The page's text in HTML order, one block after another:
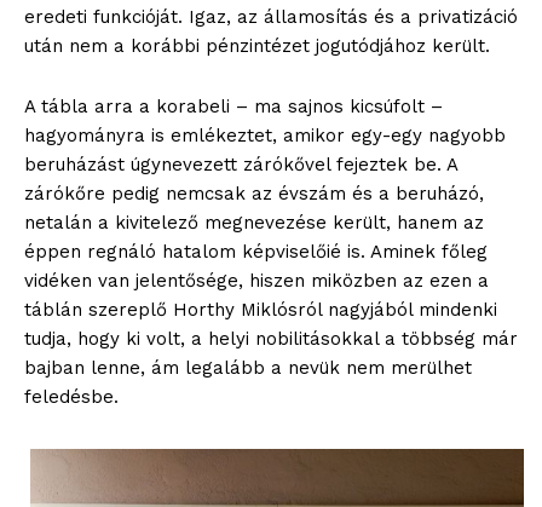
eredeti funkcióját. Igaz, az államosítás és a privatizáció
után nem a korábbi pénzintézet jogutódjához került.
A tábla arra a korabeli – ma sajnos kicsúfolt –
hagyományra is emlékeztet, amikor egy-egy nagyobb
beruházást úgynevezett zárókővel fejeztek be. A
zárókőre pedig nemcsak az évszám és a beruházó,
netalán a kivitelező megnevezése került, hanem az
éppen regnáló hatalom képviselőié is. Aminek főleg
vidéken van jelentősége, hiszen miközben az ezen a
táblán szereplő Horthy Miklósról nagyjából mindenki
tudja, hogy ki volt, a helyi nobilitásokkal a többség már
bajban lenne, ám legalább a nevük nem merülhet
feledésbe.